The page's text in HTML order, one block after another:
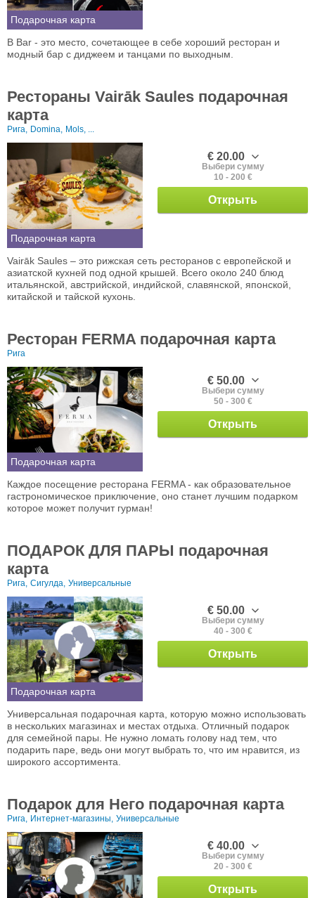
Подарочная карта
B Bar - это место, сочетающее в себе хороший ресторан и
модный бар с диджеем и танцами по выходным.
Рестораны Vairāk Saules подарочная
карта
Рига, Domina, Mols, ...
Подарочная карта
€ 20.00
Выбери сумму
10 - 200 €
Открыть
Vairāk Saules – это рижская сеть ресторанов с европейской и
азиатской кухней под одной крышей. Всего около 240 блюд
итальянской, австрийской, индийской, славянской, японской,
китайской и тайской кухонь.
Ресторан FERMA подарочная карта
Рига
Подарочная карта
€ 50.00
Выбери сумму
50 - 300 €
Открыть
Каждое посещение ресторана FERMA - как образовательное
гастрономическое приключение, оно станет лучшим подарком
которое может получит гурман!
ПОДАРОК ДЛЯ ПАРЫ подарочная
карта
Рига, Сигулда, Универсальные
Подарочная карта
€ 50.00
Выбери сумму
40 - 300 €
Открыть
Универсальная подарочная карта, которую можно использовать
в нескольких магазинах и местах отдыха. Отличный подарок
для семейной пары. Не нужно ломать голову над тем, что
подарить паре, ведь они могут выбрать то, что им нравится, из
широкого ассортимента.
Подарок для Него подарочная карта
Рига, Интернет-магазины, Универсальные
€ 40.00
Выбери сумму
20 - 300 €
Открыть